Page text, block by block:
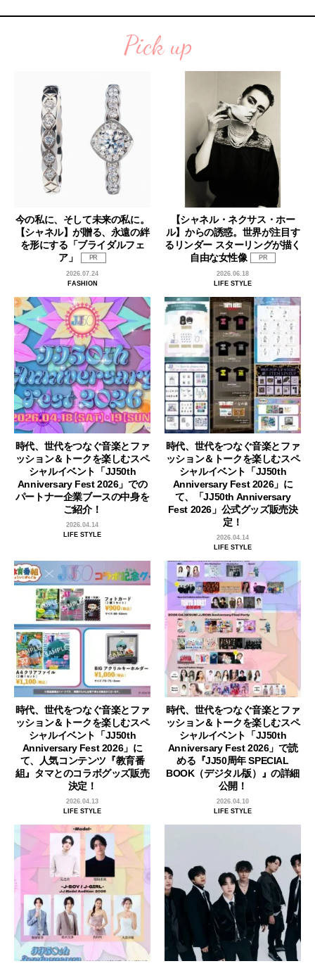
Pick up
今の私に、そして未来の私に。
【シャネル】が贈る、永遠の絆
を形にする「ブライダルフェ
ア」
PR
2026.07.24
FASHION
【シャネル・ネクサス・ホー
ル】からの誘惑。世界が注目す
るリンダー スターリングが描く
自由な女性像
PR
2026.06.18
LIFE STYLE
時代、世代をつなぐ音楽とファ
ッション＆トークを楽しむスペ
シャルイベント「JJ50th
Anniversary Fest 2026」での
パートナー企業ブースの中身を
ご紹介！
2026.04.14
LIFE STYLE
時代、世代をつなぐ音楽とファ
ッション＆トークを楽しむスペ
シャルイベント「JJ50th
Anniversary Fest 2026」に
て、「JJ50th Anniversary
Fest 2026」公式グッズ販売決
定！
2026.04.14
LIFE STYLE
時代、世代をつなぐ音楽とファ
ッション＆トークを楽しむスペ
シャルイベント「JJ50th
Anniversary Fest 2026」に
て、人気コンテンツ『教育番
組』タマとのコラボグッズ販売
決定！
2026.04.13
LIFE STYLE
時代、世代をつなぐ音楽とファ
ッション＆トークを楽しむスペ
シャルイベント「JJ50th
Anniversary Fest 2026」で読
める『JJ50周年 SPECIAL
BOOK（デジタル版）』の詳細
公開！
2026.04.10
LIFE STYLE